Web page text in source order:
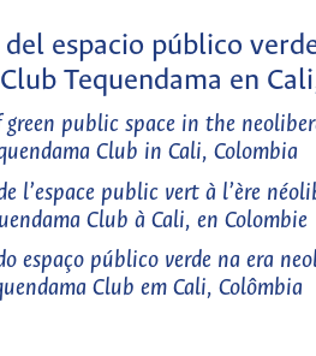
espacio público
Tequendama en
public space in the
Club in Cali, Colombia
l’espace public vert à l’ère
Club à Cali, en Colombie
espaço público verde na era
Club em Cali, Colômbia